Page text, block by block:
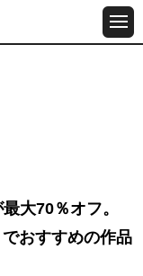
大70％オフ。
おすすめの作品